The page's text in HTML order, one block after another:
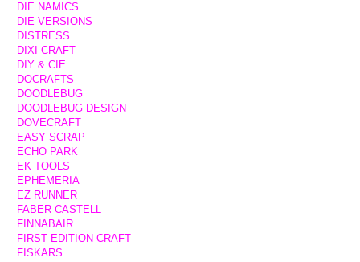
DIE NAMICS
DIE VERSIONS
DISTRESS
DIXI CRAFT
DIY & CIE
DOCRAFTS
DOODLEBUG
DOODLEBUG DESIGN
DOVECRAFT
EASY SCRAP
ECHO PARK
EK TOOLS
EPHEMERIA
EZ RUNNER
FABER CASTELL
FINNABAIR
FIRST EDITION CRAFT
FISKARS